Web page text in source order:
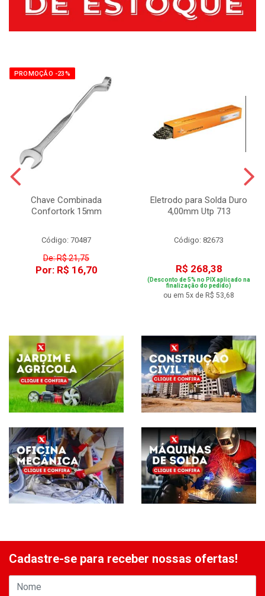
PROMOÇÃO -23%
Chave Combinada
Confortork 15mm
Código: 70487
De: R$ 21,75
Por: R$ 16,70
Eletrodo para Solda Duro
4,00mm Utp 713
Código: 82673
R$ 268,38
(Desconto de 5% no PIX aplicado na
finalização do pedido)
ou em 5x de R$ 53,68
Cadastre-se para receber nossas ofertas!